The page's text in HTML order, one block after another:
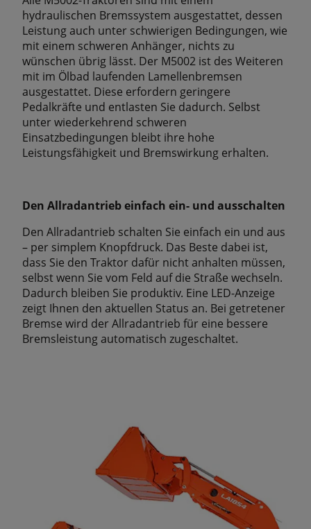
hydraulischen Bremssystem ausgestattet, dessen
Leistung auch unter schwierigen Bedingungen, wie
mit einem schweren Anhänger, nichts zu
wünschen übrig lässt. Der M5002 ist des Weiteren
mit im Ölbad laufenden Lamellenbremsen
ausgestattet. Diese erfordern geringere
Pedalkräfte und entlasten Sie dadurch. Selbst
unter wiederkehrend schweren
Einsatzbedingungen bleibt ihre hohe
Leistungsfähigkeit und Bremswirkung erhalten.
Den Allradantrieb einfach ein- und ausschalten
Den Allradantrieb schalten Sie einfach ein und aus
– per simplem Knopfdruck. Das Beste dabei ist,
dass Sie den Traktor dafür nicht anhalten müssen,
selbst wenn Sie vom Feld auf die Straße wechseln.
Dadurch bleiben Sie produktiv. Eine LED-Anzeige
zeigt Ihnen den aktuellen Status an. Bei getretener
Bremse wird der Allradantrieb für eine bessere
Bremsleistung automatisch zugeschaltet.